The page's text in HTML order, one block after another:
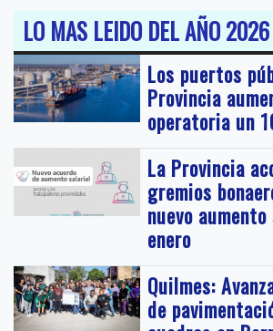
LO MAS LEIDO DEL AÑO 2026
Los puertos
Provincia
operatoria un
La Provincia
gremios
nuevo
enero
Quilmes:
de